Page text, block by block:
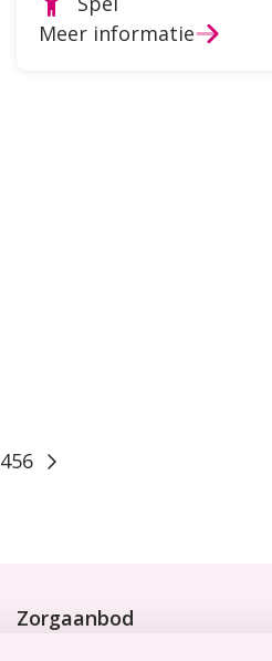
Soort
activiteit
Meer informatie
456
Zorgaanbod